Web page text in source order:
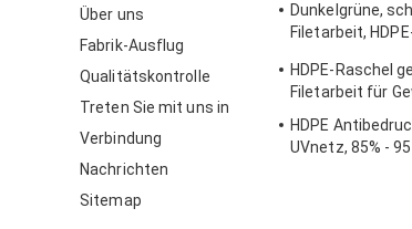
Über uns
Fabrik-Ausflug
Qualitätskontrolle
Treten Sie mit uns in
Verbindung
Nachrichten
Sitemap
Dunkelgrüne,
Filetarbeit,
HDPE-Raschel
Filetarbeit für
HDPE
UVnetz, 85% -